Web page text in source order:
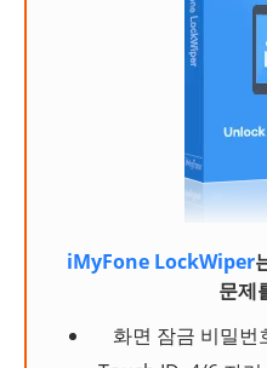
iMyFone LockWiper
문제
화면 잠금 비밀번